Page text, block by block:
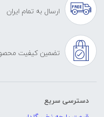
ارسال به تمام ایران
تضمین کیفیت
دسترسی سریع